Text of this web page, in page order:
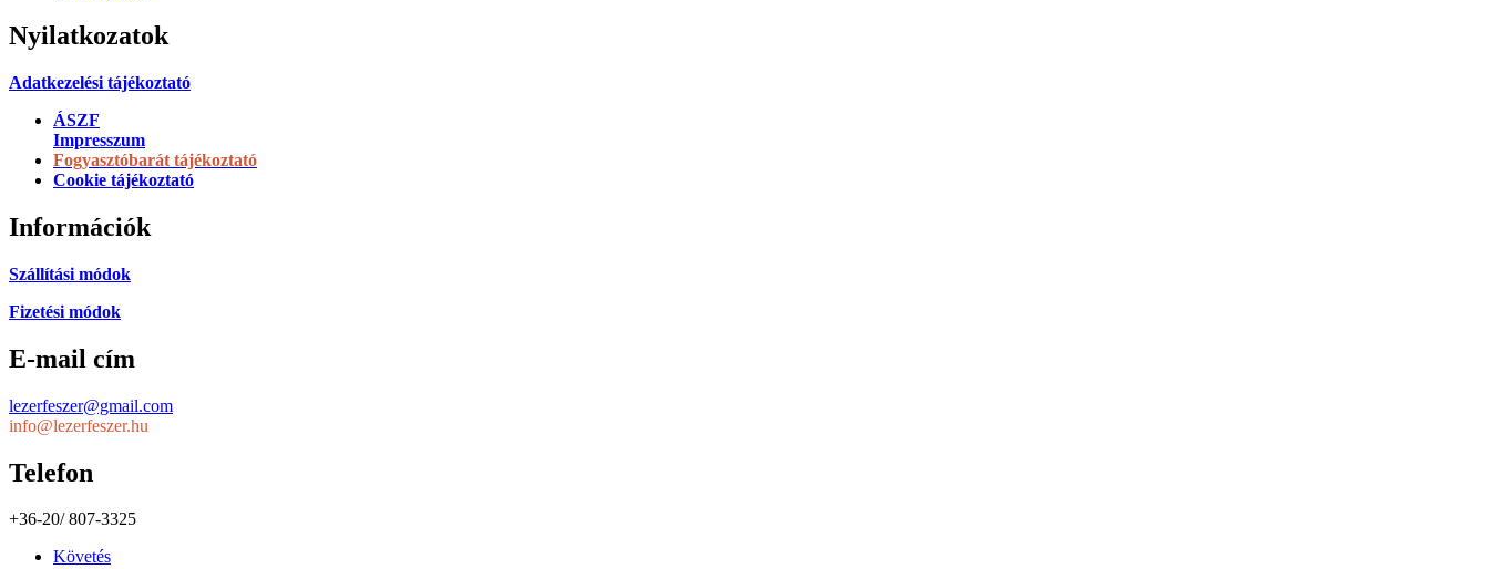
Nyilatkozatok
Adatkezelési tájékoztató
ÁSZF
Impresszum
Fogyasztóbarát tájékoztató
Cookie tájékoztató
Információk
Szállítási módok
Fizetési módok
E-mail cím
lezerfeszer@gmail.com
info@lezerfeszer.hu
Telefon
+36-20/ 807-3325
Követés